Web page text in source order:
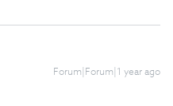
Forum|Forum|1 year ago